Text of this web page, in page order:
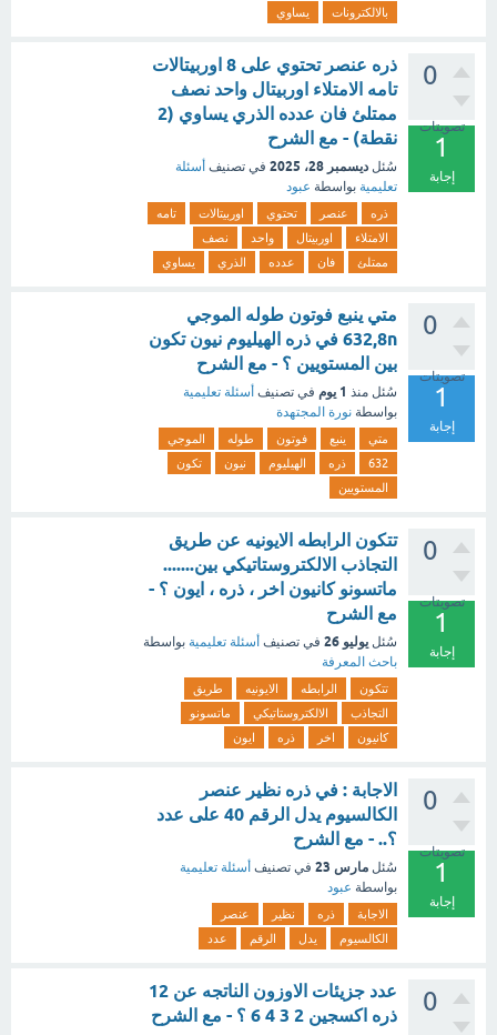
بالالكترونات
يساوي
0
تصويتات
1
إجابة
ذره عنصر تحتوي على 8 اوربيتالات
تامه الامتلاء اوربيتال واحد نصف
ممتلئ فان عدده الذري يساوي (2
نقطة) - مع الشرح
سُئل ديسمبر 28، 2025 في تصنيف أسئلة
تعليمية بواسطة عبود
ذره عنصر تحتوي اوربيتالات
تامه
الامتلاء
اوربيتال واحد
نصف
ممتلئ
فان عدده الذري يساوي
0
تصويتات
1
إجابة
متي ينبع فوتون طوله الموجي
632,8n في ذره الهيليوم نيون تكون
بين المستويين ؟ - مع الشرح
سُئل منذ 1 يوم في تصنيف أسئلة تعليمية
بواسطة نورة المجتهدة
متي ينبع فوتون طوله
الموجي
632
ذره الهيليوم نيون
تكون
المستويين
0
تصويتات
1
إجابة
تتكون الرابطه الايونيه عن طريق
التجاذب الالكتروستاتيكي بين.......
ماتسونو كانيون اخر ، ذره ، ايون ؟ -
مع الشرح
سُئل يوليو 26 في تصنيف أسئلة تعليمية بواسطة
باحث المعرفة
تتكون الرابطه الايونيه
طريق
التجاذب
الالكتروستاتيكي
ماتسونو
كانيون
اخر ذره ايون
0
تصويتات
1
إجابة
الاجابة : في ذره نظير عنصر
الكالسيوم يدل الرقم 40 على عدد
؟.. - مع الشرح
سُئل مارس 23 في تصنيف أسئلة تعليمية
بواسطة عبود
الاجابة ذره نظير
عنصر
الكالسيوم
يدل الرقم عدد
0
عدد جزيئات الاوزون الناتجه عن 12
ذره اكسجين 2 3 4 6 ؟ - مع الشرح